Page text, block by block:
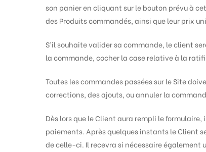
son panier en cliquant sur le bouton prévu à
des Produits commandés, ainsi que leur prix
S’il souhaite valider sa commande, le client
la commande, cocher la case relative à la
Toutes les commandes passées sur le Site
corrections, des ajouts, ou annuler la
Dès lors que le Client aura rempli le
paiements. Après quelques instants le Client
de celle-ci. Il recevra si nécessaire